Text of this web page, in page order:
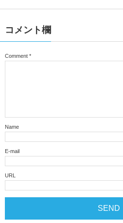
コメント欄
Comment *
Name
E-mail
URL